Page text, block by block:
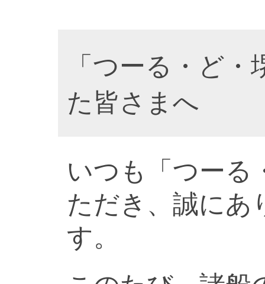
「つーる・ど
た皆さまへ
いつも「つーる
ただき、誠にあ
す。